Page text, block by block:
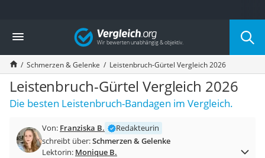
Die beliebtesten Vergleiche nach Kategorie
Drogerie
Inhalator
Haarschneider
Rollator
Braun Rasierer
Katzenklappe (Chip)
Masturbator
Massagepistole
Vergleich
Schmerzen & Gelenke Leistenbruch-Gürtel Vergleich 2026
Leistenbruch-Gürtel Vergleich 2026
Die besten Leistenbruch-Bandagen im Vergleich.
Von: Franziska B.
Redakteurin
schreibt über:Schmerzen & Gelenke
Lektorin: Monique B.